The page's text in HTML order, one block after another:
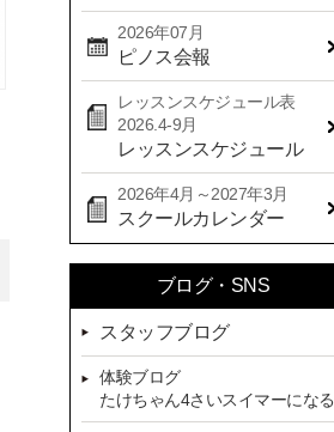
2026年07月
ピノス会報
レッスンスケジュール表
2026.4-9月
レッスンスケジュール
2026年4月～2027年3月
スクールカレンダー
ブログ・SNS
スタッフブログ
体験ブログ
たけちゃん4さいスイマーになる